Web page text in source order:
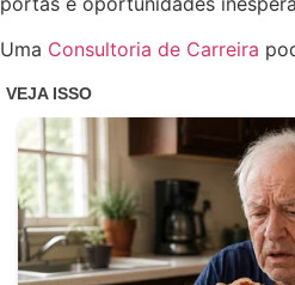
Uma Consultoria de Carreira